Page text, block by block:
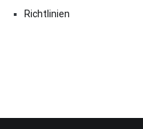
Richtlinien